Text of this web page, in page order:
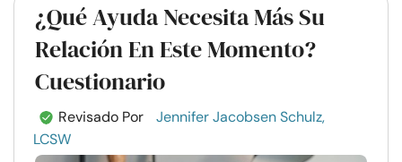
¿Qué Ayuda Necesita Más Su
Relación En Este Momento?
Cuestionario
Revisado Por
Jennifer Jacobsen Schulz,
LCSW